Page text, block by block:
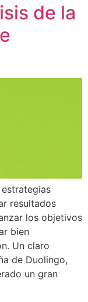
de la
resultados
los objetivos
bien
Un claro
de Duolingo,
un gran